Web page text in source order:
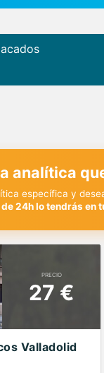
analítica
específica y
24h lo tendrás en
PRECIO
27 €
Valladolid